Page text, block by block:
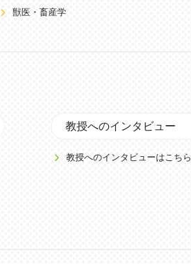
獣医・畜産学
教授へのインタビュー
教授へのインタビューはこちら